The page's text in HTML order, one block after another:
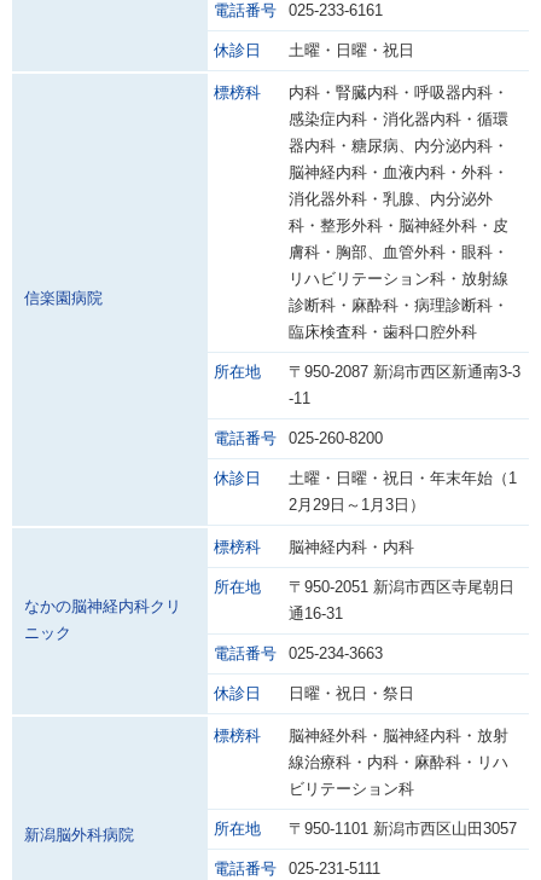
電話番号 025-233-6161
休診日 土曜・日曜・祝日
信楽園病院
標榜科
内科・腎臓内科・呼吸器内科・
感染症内科・消化器内科・循環
器内科・糖尿病、内分泌内科・
脳神経内科・血液内科・外科・
消化器外科・乳腺、内分泌外
科・整形外科・脳神経外科・皮
膚科・胸部、血管外科・眼科・
リハビリテーション科・放射線
診断科・麻酔科・病理診断科・
臨床検査科・歯科口腔外科
所在地
〒950-2087 新潟市西区新通南3-3
-11
電話番号 025-260-8200
休診日
土曜・日曜・祝日・年末年始（1
2月29日～1月3日）
なかの脳神経内科クリ
ニック
標榜科 脳神経内科・内科
所在地
〒950-2051 新潟市西区寺尾朝日
通16-31
電話番号 025-234-3663
休診日 日曜・祝日・祭日
新潟脳外科病院
標榜科
脳神経外科・脳神経内科・放射
線治療科・内科・麻酔科・リハ
ビリテーション科
所在地 〒950-1101 新潟市西区山田3057
電話番号 025-231-5111